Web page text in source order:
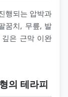
행되는 압박과
꿈치, 무릎, 발
은 근막 이완
의 테라피